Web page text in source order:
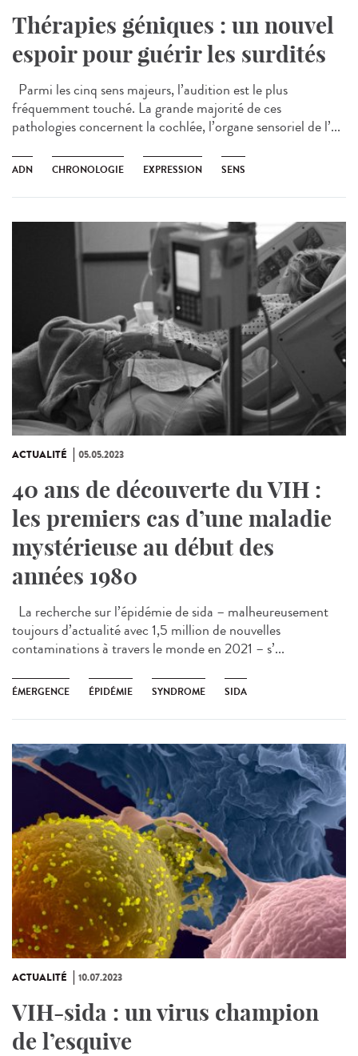
Thérapies géniques : un nouvel
espoir pour guérir les surdités
Parmi les cinq sens majeurs, l’audition est le plus
fréquemment touché. La grande majorité de ces
pathologies concernent la cochlée, l’organe sensoriel de l’...
ADN CHRONOLOGIE EXPRESSION SENS
ACTUALITÉ 05.05.2023
40 ans de découverte du VIH :
les premiers cas d’une maladie
mystérieuse au début des
années 1980
La recherche sur l’épidémie de sida – malheureusement
toujours d’actualité avec 1,5 million de nouvelles
contaminations à travers le monde en 2021 – s’...
ÉMERGENCE ÉPIDÉMIE SYNDROME SIDA
ACTUALITÉ 10.07.2023
VIH-sida : un virus champion
de l’esquive